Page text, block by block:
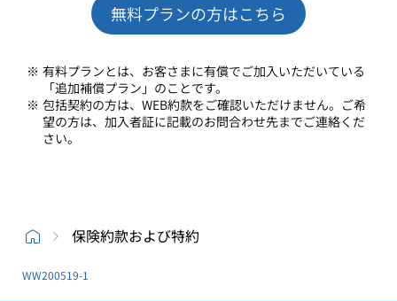
無料プランの方はこちら
有料プランとは、お客さまに有償でご加入いただいている
「追加補償プラン」のことです。
包括契約の方は、WEB約款をご確認いただけません。ご希
望の方は、加入者証に記載のお問合わせ先までご連絡くだ
さい。
保険約款および特約
WW200519-1